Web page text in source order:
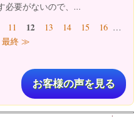
必要がないので、...
11 12 13 14 15 16 …
最終 ≫
お客様の声を見る